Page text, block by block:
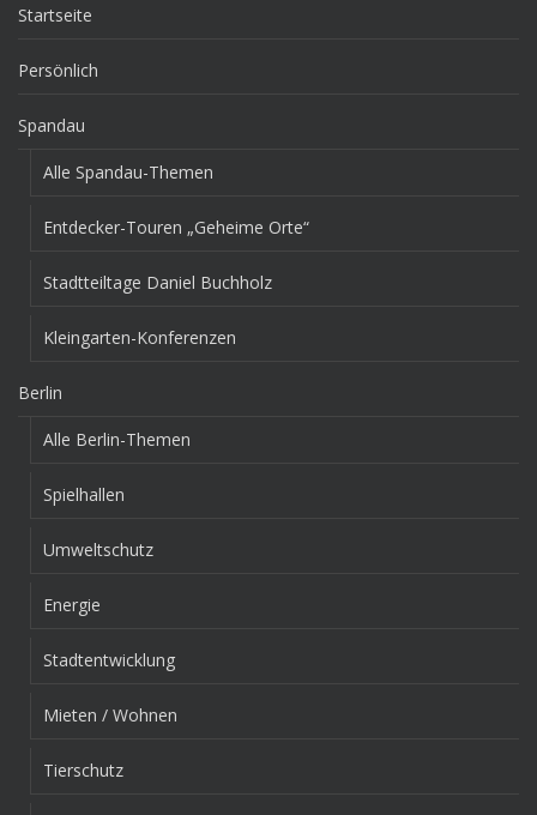
Startseite
Persönlich
Spandau
Alle Spandau-Themen
Entdecker-Touren „Geheime Orte“
Stadtteiltage Daniel Buchholz
Kleingarten-Konferenzen
Berlin
Alle Berlin-Themen
Spielhallen
Umweltschutz
Energie
Stadtentwicklung
Mieten / Wohnen
Tierschutz